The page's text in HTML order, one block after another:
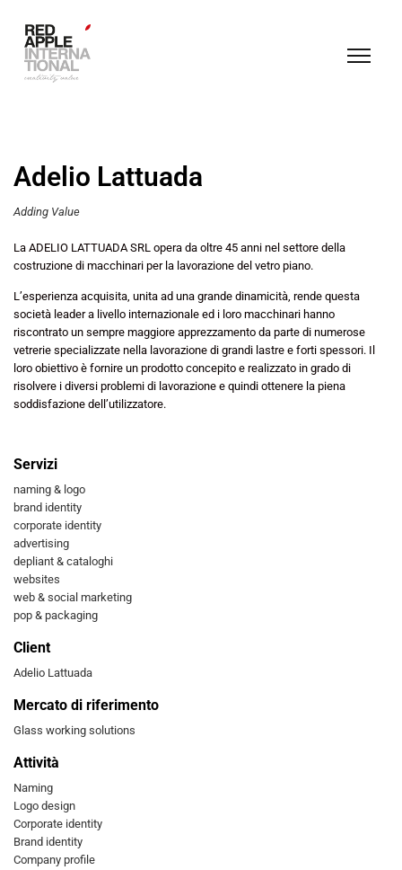
Adelio Lattuada
Adding Value
La ADELIO LATTUADA SRL opera da oltre 45 anni nel settore della
costruzione di macchinari per la lavorazione del vetro piano.
L’esperienza acquisita, unita ad una grande dinamicità, rende questa
società leader a livello internazionale ed i loro macchinari hanno
riscontrato un sempre maggiore apprezzamento da parte di numerose
vetrerie specializzate nella lavorazione di grandi lastre e forti spessori. Il
loro obiettivo è fornire un prodotto concepito e realizzato in grado di
risolvere i diversi problemi di lavorazione e quindi ottenere la piena
soddisfazione dell’utilizzatore.
Servizi
naming & logo
brand identity
corporate identity
advertising
depliant & cataloghi
websites
web & social marketing
pop & packaging
Client
Adelio Lattuada
Mercato di riferimento
Glass working solutions
Attività
Naming
Logo design
Corporate identity
Brand identity
Company profile